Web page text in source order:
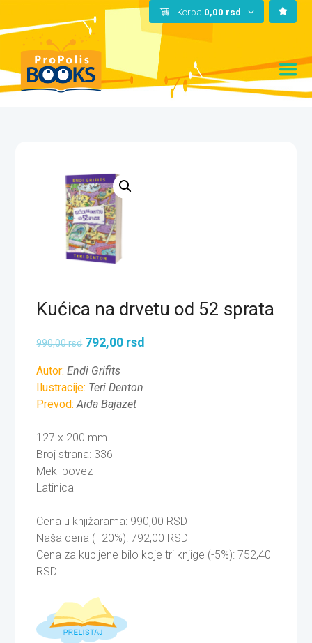
Korpa 0,00 rsd
Kućica na drvetu od 52 sprata
990,00rsd 792,00 rsd
Autor: Endi Grifits
Ilustracije: Teri Denton
Prevod: Aida Bajazet
127 x 200 mm
Broj strana: 336
Meki povez
Latinica
Cena u knjižarama: 990,00 RSD
Naša cena (- 20%): 792,00 RSD
Cena za kupljene bilo koje tri knjige (-5%): 752,40
RSD